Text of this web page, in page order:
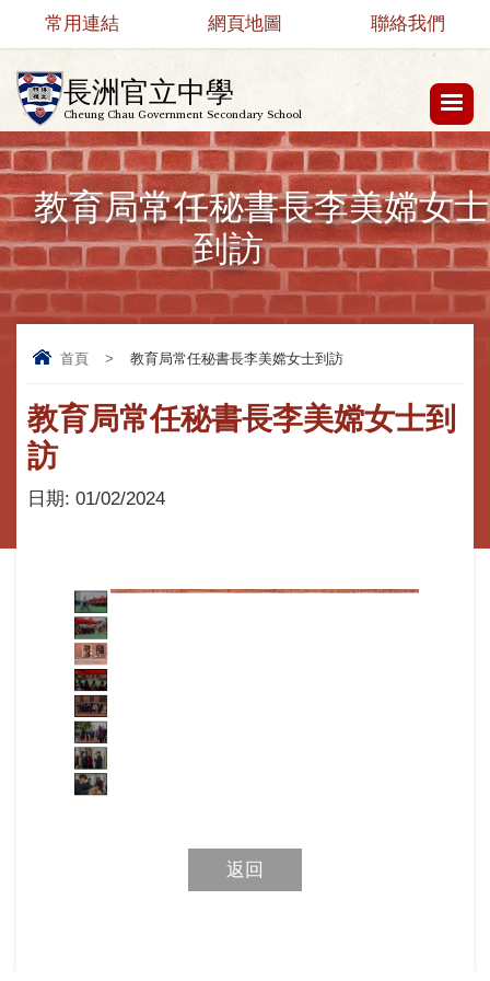
長洲官立中學
Cheung Chau Government Secondary School
常用連結 網頁地圖 聯絡我們
教育局常任秘書長李美嫦女士
到訪
首頁 > 教育局常任秘書長李美嫦女士到訪
教育局常任秘書長李美嫦女士到
訪
日期: 01/02/2024
返回